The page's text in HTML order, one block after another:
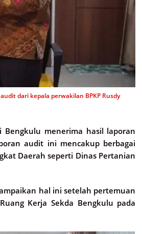
dari kepala perwakilan BPKP Rusdy
Bengkulu menerima hasil laporan
audit ini mencakup berbagai
Daerah seperti Dinas Pertanian
hal ini setelah pertemuan
Kerja Sekda Bengkulu pada